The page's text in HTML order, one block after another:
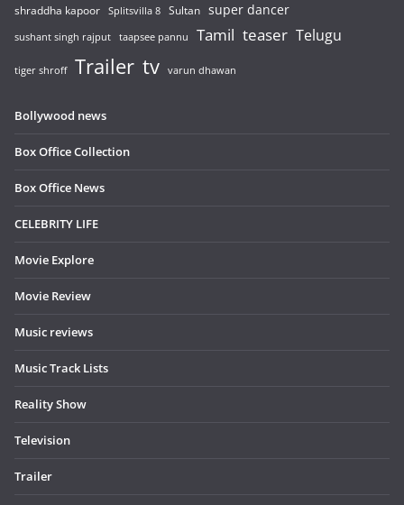
shraddha kapoor Splitsvilla 8 Sultan super dancer
sushant singh rajput taapsee pannu Tamil teaser Telugu
tiger shroff Trailer tv varun dhawan
Bollywood news
Box Office Collection
Box Office News
CELEBRITY LIFE
Movie Explore
Movie Review
Music reviews
Music Track Lists
Reality Show
Television
Trailer